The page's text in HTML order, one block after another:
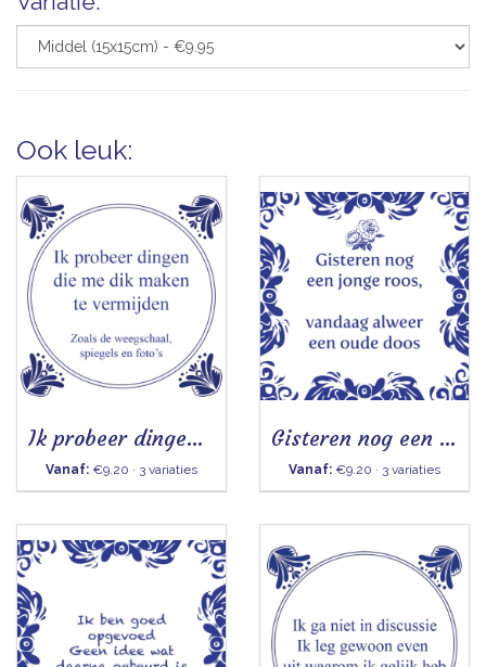
Ook leuk:
Ik probeer dingen die me dik maken te vermijden
Vanaf: €9.20 · 3 variaties
Gisteren nog een jonge roos
Vanaf: €9.20 · 3 variaties